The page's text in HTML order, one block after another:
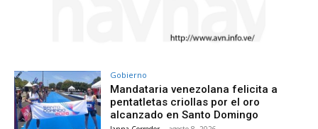
Gobierno
Mandataria venezolana felicita a
pentatletas criollas por el oro
alcanzado en Santo Domingo